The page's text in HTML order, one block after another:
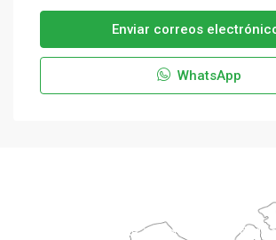
Enviar correos
WhatsApp
“Somos un equipo de 3 mujeres con más de 10